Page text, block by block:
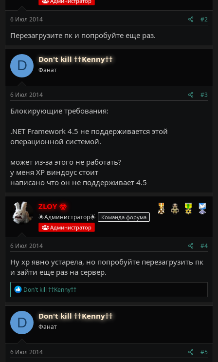
6 Июл 2014 #2
Перезагрузите пк и попробуйте еще раз.
D Don't kill ††Kenny††
Фанат
6 Июл 2014 #3
Блокирующие требования:
.NET Framework 4.5 не поддерживается этой
операционной системой.
может из-за этого не работать?
у меня ХР виндоус стоит
написано что он не поддерживает 4.5
ZLOY
🌟Администратор🌟
Команда форума
Администратор
6 Июл 2014 #4
Ну хр явно устарела, но попробуйте перезагрузить пк
и зайти еще раз на сервер.
Р
е
а
к
ц
и
и
Don't kill ††Kenny††
D Don't kill ††Kenny††
Фанат
6 Июл 2014 #5